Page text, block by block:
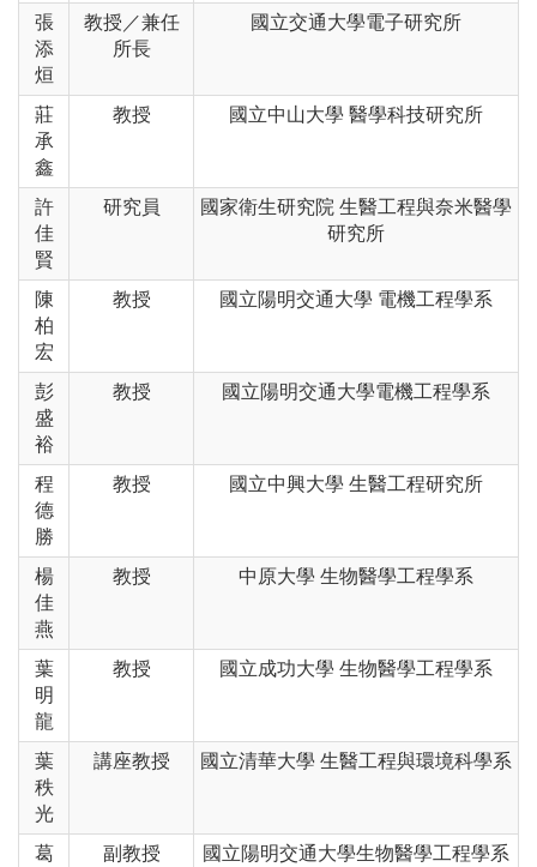
張
添
烜
教授／兼任
所長
國立交通大學電子研究所
莊
承
鑫
教授 國立中山大學 醫學科技研究所
許
佳
賢
研究員
國家衛生研究院 生醫工程與奈米醫學
研究所
陳
柏
宏
教授 國立陽明交通大學 電機工程學系
彭
盛
裕
教授 國立陽明交通大學電機工程學系
程
德
勝
教授 國立中興大學 生醫工程研究所
楊
佳
燕
教授 中原大學 生物醫學工程學系
葉
明
龍
教授 國立成功大學 生物醫學工程學系
葉
秩
光
講座教授 國立清華大學 生醫工程與環境科學系
葛
副教授 國立陽明交通大學生物醫學工程學系